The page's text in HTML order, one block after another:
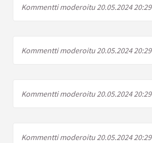
Kommentti moderoitu 20.05.2024 20:29
Kommentti moderoitu 20.05.2024 20:29
Kommentti moderoitu 20.05.2024 20:29
Kommentti moderoitu 20.05.2024 20:29